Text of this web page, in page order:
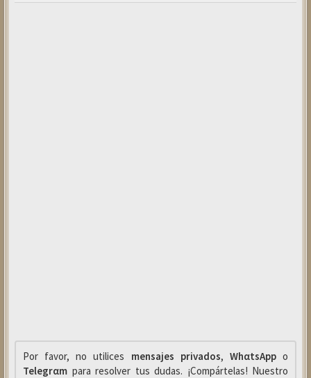
Por favor, no utilices mensajes privados, WhαtsAppo
Telegrαm para resolver tus dudas. ¡Compártelas! Nuestro